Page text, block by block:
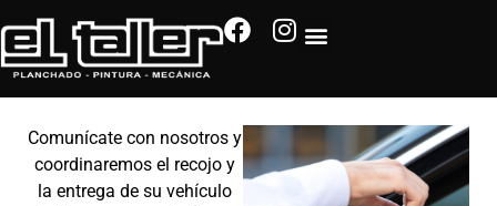
Comunícate con nosotros y
coordinaremos el recojo y
la entrega de su vehículo